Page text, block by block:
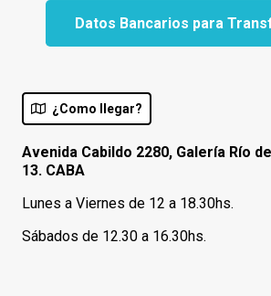
Datos Bancarios para
¿Como llegar?
Avenida Cabildo 2280, Galería Río
13. CABA
Lunes a Viernes de 12 a 18.30hs.
Sábados de 12.30 a 16.30hs.